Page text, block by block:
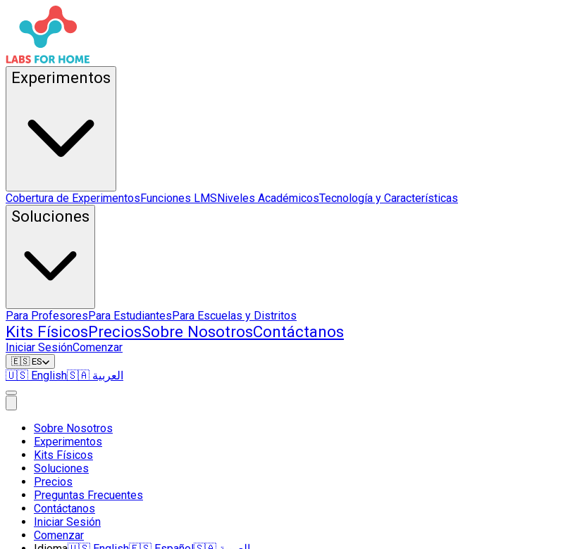
Experimentos
Cobertura de ExperimentosFunciones LMSNiveles AcadémicosTecnología y Características
Soluciones
Para ProfesoresPara EstudiantesPara Escuelas y Distritos
Kits FísicosPreciosSobre NosotrosContáctanos
Iniciar SesiónComenzar
🇪🇸 ES
🇺🇸 English🇸🇦 العربية
Sobre Nosotros
Experimentos
Kits Físicos
Soluciones
Precios
Preguntas Frecuentes
Contáctanos
Iniciar Sesión
Comenzar